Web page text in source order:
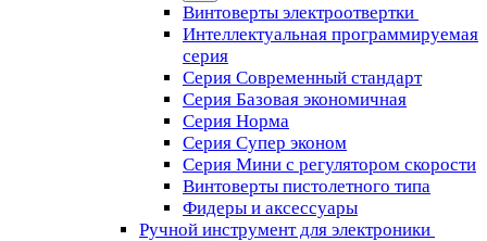
Винтоверты электроотвертки
Интеллектуальная программируемая
серия
Серия Современный стандарт
Серия Базовая экономичная
Серия Норма
Серия Cупер эконом
Серия Мини с регулятором скорости
Винтоверты пистолетного типа
Фидеры и аксессуары
Ручной инструмент для электроники